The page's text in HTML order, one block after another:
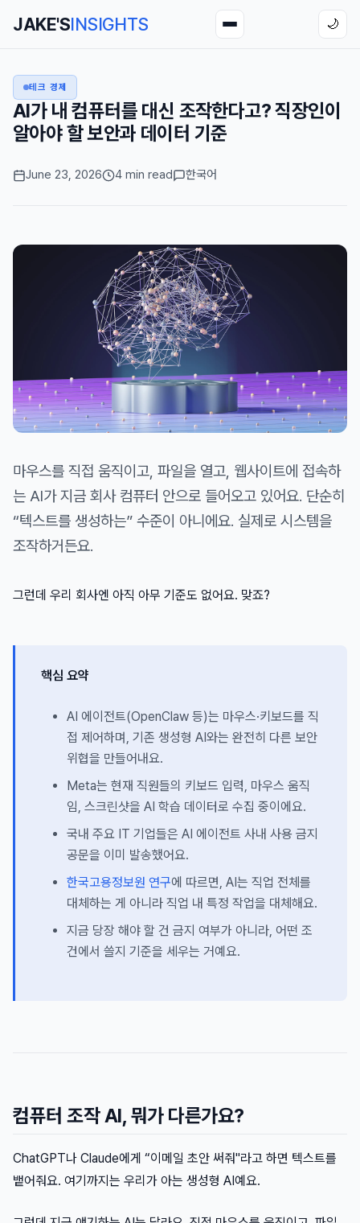
JAKE'SINSIGHTS 🌙
테크 경제
AI가 내 컴퓨터를 대신 조작한다고? 직장인이
알아야 할 보안과 데이터 기준
June 23, 2026 4 min read 한국어
마우스를 직접 움직이고, 파일을 열고, 웹사이트에 접속하
는 AI가 지금 회사 컴퓨터 안으로 들어오고 있어요. 단순히
“텍스트를 생성하는” 수준이 아니에요. 실제로 시스템을
조작하거든요.
그런데 우리 회사엔 아직 아무 기준도 없어요. 맞죠?
핵심 요약
AI 에이전트(OpenClaw 등)는 마우스·키보드를 직
접 제어하며, 기존 생성형 AI와는 완전히 다른 보안
위협을 만들어내요.
Meta는 현재 직원들의 키보드 입력, 마우스 움직
임, 스크린샷을 AI 학습 데이터로 수집 중이에요.
국내 주요 IT 기업들은 AI 에이전트 사내 사용 금지
공문을 이미 발송했어요.
한국고용정보원 연구에 따르면, AI는 직업 전체를
대체하는 게 아니라 직업 내 특정 작업을 대체해요.
지금 당장 해야 할 건 금지 여부가 아니라, 어떤 조
건에서 쓸지 기준을 세우는 거예요.
컴퓨터 조작 AI, 뭐가 다른가요?
ChatGPT나 Claude에게 “이메일 초안 써줘"라고 하면 텍스트를
뱉어줘요. 여기까지는 우리가 아는 생성형 AI예요.